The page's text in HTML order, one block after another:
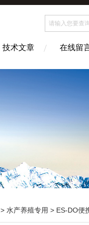
技术文章 在线留
> 水产养殖专用 > ES-DO便携低功